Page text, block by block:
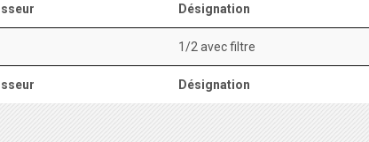
Désignation
Désignation
1/2 avec filtre